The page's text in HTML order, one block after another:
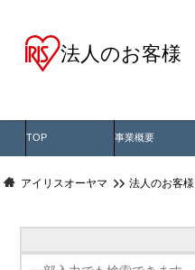
法人のお客様
TOP 事業概要
アイリスオーヤマ 法人のお客様